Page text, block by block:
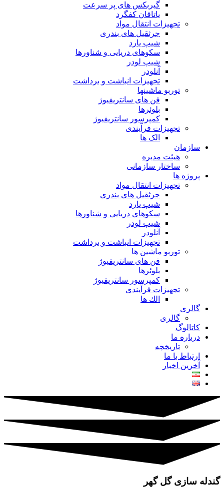
گيربكس های پر سرعت
ياتاقان كفگرد
تجهیزات انتقال مواد
جرثقیل های بندری
شیپ یارد
سکوهای دریایی و شناورها
شیپ لودر
آنلودر
تجهیزات انباشت و برداشت
توربو ماشینها
فن های سانتریفیوژ
بلوئرها
کمپرسور سانتریفیوژ
تجهیزات فرآیندی
الک ها
سازمان
هيئت مديره
ساختار سازمانی
پروژه ها
تجهيزات انتقال مواد
جرثقيل های بندری
شيپ يارد
سكوهای دريايی و شناورها
شيپ لودر
آنلودر
تجهيزات انباشت و برداشت
توربو ماشين ها
فن های سانتريفيوژ
بلوئرها
کمپرسور سانتریفیوژ
تجهیزات فرآیندی
الك ها
گالری
گالری
کاتالوگ
درباره ما
تاريخچه
ارتباط با ما
آخرین اخبار
گندله سازی گل گهر